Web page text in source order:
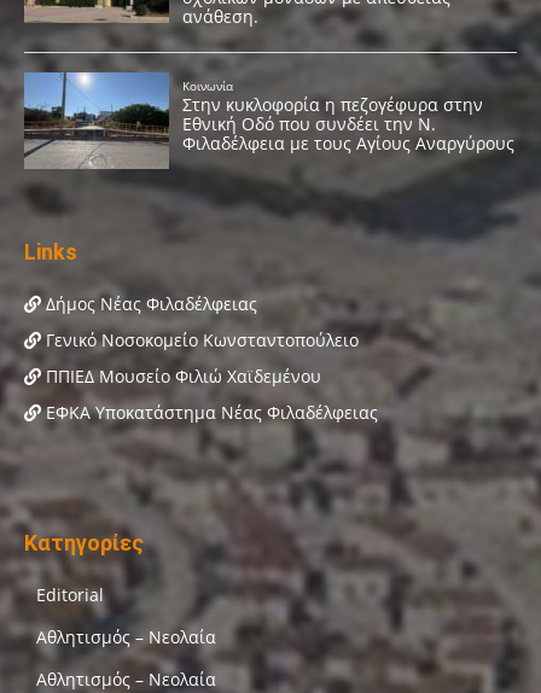
Links
Δήμος Νέας Φιλαδέλφειας
Γενικό Νοσοκομείο Κωνσταντοπούλειο
ΠΠΙΕΔ Μουσείο Φιλιώ Χαϊδεμένου
ΕΦΚΑ Υποκατάστημα Νέας Φιλαδέλφειας
Κατηγορίες
Editorial
Αθλητισμός – Νεολαία
Αθλητισμός – Νεολαία